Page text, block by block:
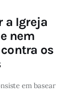
a Igreja
nem
os
em basear